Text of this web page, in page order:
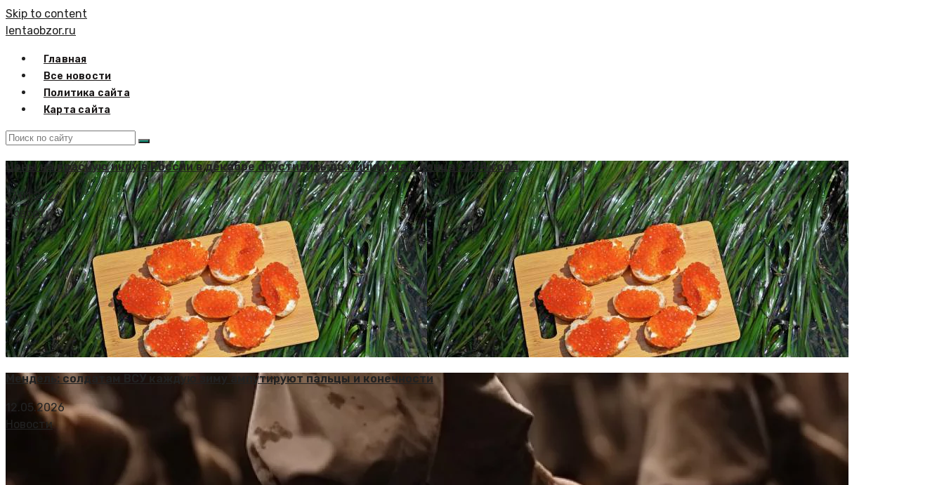
Skip to content
lentaobzor.ru
Главная
Все новости
Политика сайта
Карта сайта
Цены на красную икру в России в декабре опустились до минимума с конца 2024 года
17.01.2026
Новости
Мендель: солдатам ВСУ каждую зиму ампутируют пальцы и конечности
12.05.2026
Новости